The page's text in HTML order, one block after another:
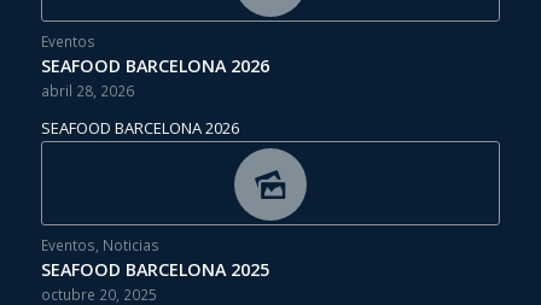
Eventos
SEAFOOD BARCELONA 2026
abril 28, 2026
SEAFOOD BARCELONA 2026
Eventos Noticias
SEAFOOD BARCELONA 2025
octubre 20, 2025